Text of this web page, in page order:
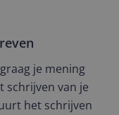
je mening
schrijven van je
het schrijven